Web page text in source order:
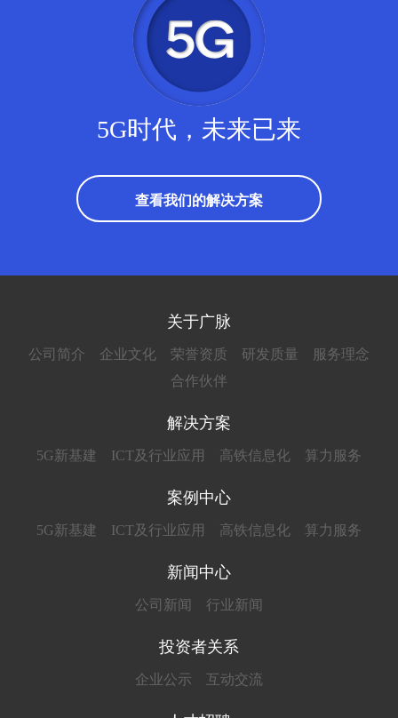
5G时代，未来已来
查看我们的解决方案
关于广脉
公司简介 企业文化 荣誉资质 研发质量
服务理念
合作伙伴
解决方案
5G新基建 ICT及行业应用 高铁信息化 算力服务
案例中心
5G新基建 ICT及行业应用 高铁信息化 算力服务
新闻中心
公司新闻 行业新闻
投资者关系
企业公示 互动交流